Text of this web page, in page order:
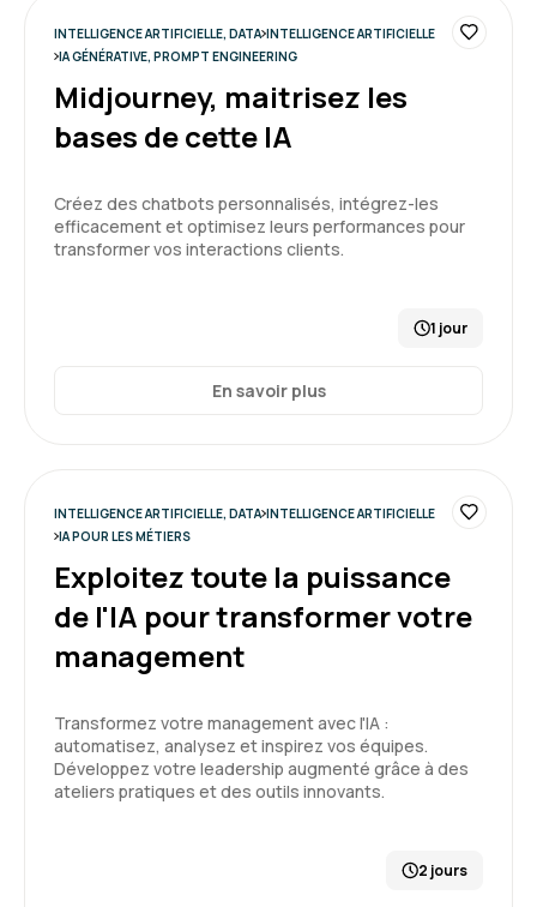
Formation : IA, les fondamentaux
GARSMEUR L. Le 30/03/2026
Audrey T. Le 27/03/2026
Formation enrichissante qui m'a appris à
découvrir le fonctionnement de l'IA , les
différents types et ses limites.
INTELLIGENCE ARTIFICIELLE, DATA INTELLIGENCE ARTIFICIELLE
IA GÉNÉRATIVE, PROMPT ENGINEERING
Midjourney, maitrisez les
bases de cette IA
Créez des chatbots personnalisés, intégrez-les
efficacement et optimisez leurs performances pour
transformer vos interactions clients.
1 jour
En savoir plus
INTELLIGENCE ARTIFICIELLE, DATA INTELLIGENCE ARTIFICIELLE
IA POUR LES MÉTIERS
Exploitez toute la puissance
de l'IA pour transformer votre
management
Transformez votre management avec l'IA :
automatisez, analysez et inspirez vos équipes.
Développez votre leadership augmenté grâce à des
ateliers pratiques et des outils innovants.
2 jours